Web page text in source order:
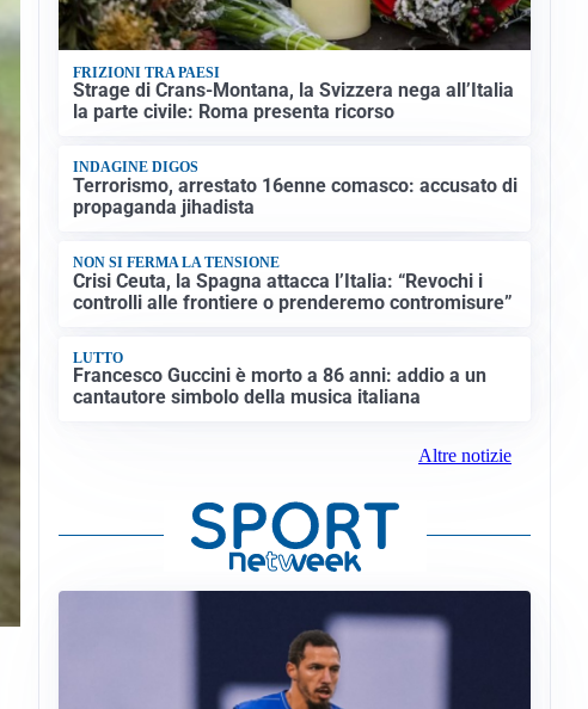
FRIZIONI TRA PAESI
Strage di Crans-Montana, la Svizzera nega all’Italia
la parte civile: Roma presenta ricorso
INDAGINE DIGOS
Terrorismo, arrestato 16enne comasco: accusato di
propaganda jihadista
NON SI FERMA LA TENSIONE
Crisi Ceuta, la Spagna attacca l’Italia: “Revochi i
controlli alle frontiere o prenderemo contromisure”
LUTTO
Francesco Guccini è morto a 86 anni: addio a un
cantautore simbolo della musica italiana
Altre notizie